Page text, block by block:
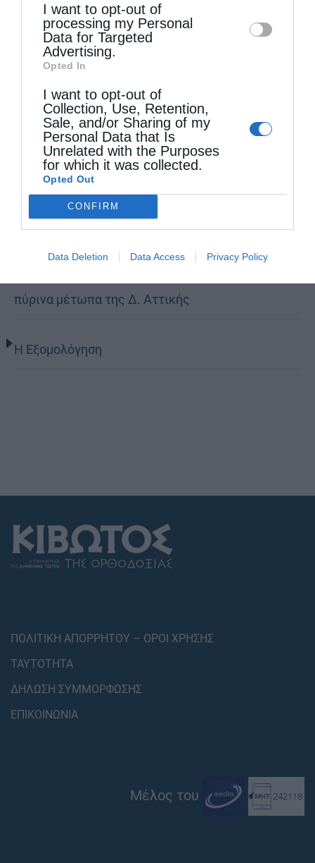
disclose it to other third parties.
I want to opt-out of
processing my Personal
Data for Targeted
Advertising.
Opted In
I want to opt-out of
Collection, Use, Retention,
Sale, and/or Sharing of my
Personal Data that Is
Unrelated with the Purposes
for which it was collected.
Opted Out
CONFIRM
Data Deletion Data Access Privacy Policy
Τελευταία άρθρα
Ο θείος έρως
Στελέχη των κατασκηνώσεων της Μητροπόλεως
Αλεξανδρουπόλεως στα Πριγκηπόνησα
Ηθική ελευθερία
Οι εθελοντές του Ελληνικού Ερυθρού Σταυρού
πύρινα μέτωπα της Δ. Αττικής
Η Εξομολόγηση
ΠΟΛΙΤΙΚΗ ΑΠΟΡΡΗΤΟΥ – ΟΡΟΙ ΧΡΗΣΗΣ
ΤΑΥΤΟΤΗΤΑ
ΔΗΛΩΣΗ ΣΥΜΜΟΡΦΩΣΗΣ
ΕΠΙΚΟΙΝΩΝΙΑ
Μέλος του